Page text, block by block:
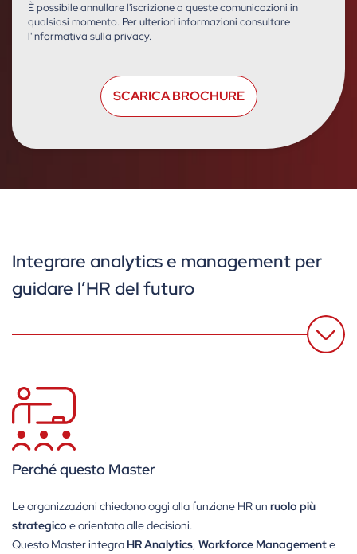
È possibile annullare l'iscrizione a queste comunicazioni in
qualsiasi momento. Per ulteriori informazioni consultare
l'Informativa sulla privacy.
Integrare analytics e management per
guidare l’HR del futuro
Perché questo Master
Le organizzazioni chiedono oggi alla funzione HR un ruolo più
strategico e orientato alle decisioni.
Questo Master integra HR Analytics, Workforce Managemente